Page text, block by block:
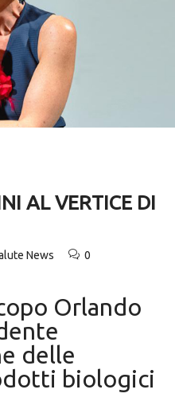
AL VERTICE DI
News 0
Orlando
delle
biologici